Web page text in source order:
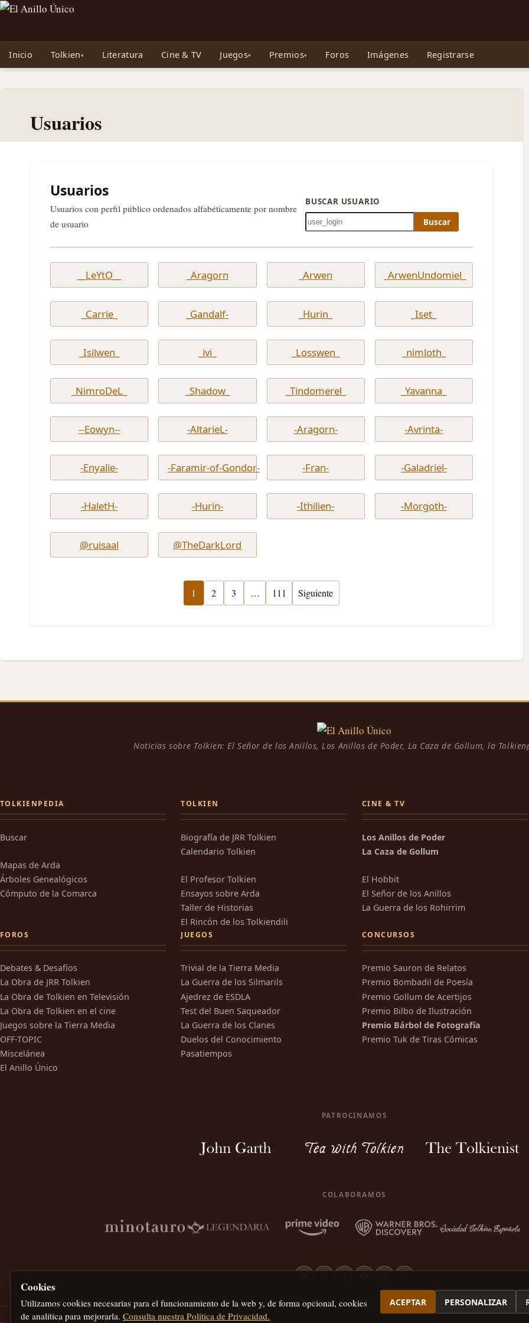
Inicio Tolkien Literatura Cine & TV Juegos Premios Foros Imágenes Registrarse
Usuarios
Usuarios
Usuarios con perfil público ordenados alfabéticamente por nombre
de usuario
BUSCAR USUARIO
Buscar
__LeYtO__ _Aragorn _Arwen _ArwenUndomiel_
_Carrie_ _Gandalf- _Hurin_ _Iset_
_Isilwen_ _ivi_ _Losswen_ _nimloth_
_NimroDeL_ _Shadow_ _Tindomerel_ _Yavanna_
--Eowyn-- -AltarieL- -Aragorn- -Avrinta-
-Enyalie- -Faramir-of-Gondor- -Fran- -Galadriel-
-HaletH- -Hurin- -Ithilien- -Morgoth-
@ruisaal @TheDarkLord
1 2 3 … 111 Siguiente
Noticias sobre Tolkien: El Señor de los Anillos, Los Anillos de Poder, La Caza de Gollum, la
TOLKIENPEDIA
Buscar
Mapas de Arda
Árboles Genealógicos
Cómputo de la Comarca
TOLKIEN
Biografía de JRR Tolkien
Calendario Tolkien
El Profesor Tolkien
Ensayos sobre Arda
Taller de Historias
El Rincón de los Tolkiendili
CINE & TV
Los Anillos de Poder
La Caza de Gollum
El Hobbit
El Señor de los Anillos
La Guerra de los Rohirrim
FOROS
Debates & Desafíos
La Obra de JRR Tolkien
La Obra de Tolkien en Televisión
La Obra de Tolkien en el cine
Juegos sobre la Tierra Media
OFF-TOPIC
Miscelánea
El Anillo Único
JUEGOS
Trivial de la Tierra Media
La Guerra de los Silmarils
Ajedrez de ESDLA
Test del Buen Saqueador
La Guerra de los Clanes
Duelos del Conocimiento
Pasatiempos
CONCURSOS
Premio Sauron de Relatos
Premio Bombadil de Poesía
Premio Gollum de Acertijos
Premio Bilbo de Ilustración
Premio Bárbol de Fotografía
Premio Tuk de Tiras Cómicas
PATROCINAMOS
COLABORAMOS
Cookies
Utilizamos cookies necesarias para el funcionamiento de la web y, de forma opcional, cookies
de analítica para mejorarla. Consulta nuestra Política de Privacidad.
ACEPTAR PERSONALIZAR